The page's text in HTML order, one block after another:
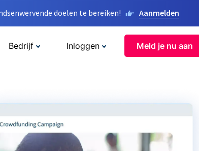
doelen te bereiken! Aanmelden
Bedrijf Inloggen Meld je nu aan